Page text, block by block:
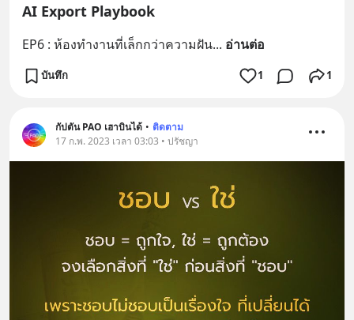
AI Export Playbook
EP6 : ห้องทำงานที่เล็กกว่าความฝัน... อ่านต่อ
บันทึก 1 1
กัปตัน PAO เฮาบินได้ • ติดตาม
17 ก.พ. 2023 เวลา 03:03 • ปรัชญา